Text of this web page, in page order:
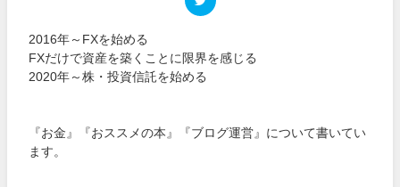
2016年～FXを始める
FXだけで資産を築くことに限界を感じる
2020年～株・投資信託を始める
『お金』『おススメの本』『ブログ運営』について書いてい
ます。